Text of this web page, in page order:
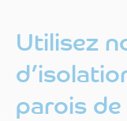
Utilisez
parois